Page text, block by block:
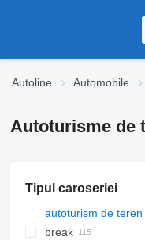
Autoline Automobile
Autoturisme de
Tipul caroseriei
autoturism de teren
break